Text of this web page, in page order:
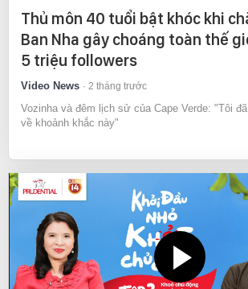
Thủ môn 40 tuổi bật khóc khi
Ban Nha gây choáng toàn thế
5 triệu followers
Video News 2 tháng trước
Vozinha và đêm lịch sử của Cape Verde: "Tôi
về khoảnh khắc này"